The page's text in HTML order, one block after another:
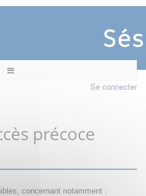
Se connecter
précoce
concernant notamment :